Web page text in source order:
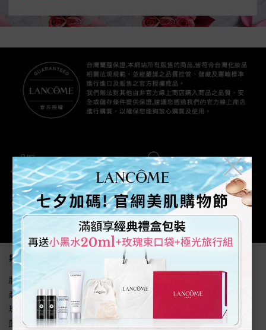
滿額免運優惠 安全支付
官網專屬購物優惠
Footer navigation
與我們聯繫
服務時間(國定假日除外) 週一至週五 9:30~18:00
產品諮詢&線上購物服務專線:0800-211-198
玫瑰會務中心:0800-211-198
蘭蔻LINE線上客服
╳